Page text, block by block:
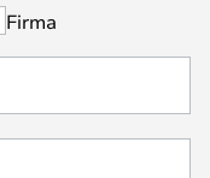
Firma